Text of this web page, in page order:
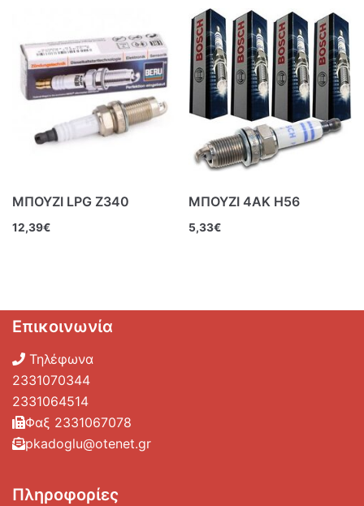
ΜΠΟΥΖΙ LPG Z340
12,39€
ΜΠΟΥΖΙ 4ΑΚ Η56
5,33€
Επικοινωνία
Τηλέφωνα
2331070344
2331064514
Φαξ 2331067078
pkadoglu@otenet.gr
Πληροφορίες